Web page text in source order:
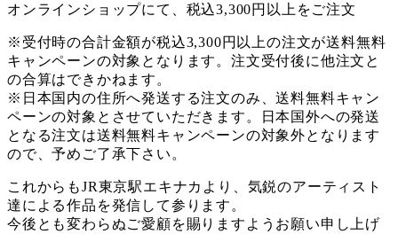
オンラインショップにて、税込3,300円以上をご注文
※受付時の合計金額が税込3,300円以上の注文が送料無料
キャンペーンの対象となります。注文受付後に他注文と
の合算はできかねます。
※日本国内の住所へ発送する注文のみ、送料無料キャン
ペーンの対象とさせていただきます。日本国外への発送
となる注文は送料無料キャンペーンの対象外となります
ので、予めご了承下さい。
これからもJR東京駅エキナカより、気鋭のアーティスト
達による作品を発信して参ります。
今後とも変わらぬご愛顧を賜りますようお願い申し上げ